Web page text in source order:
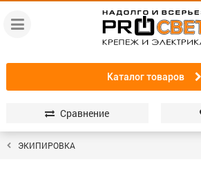
Каталог товаров
Сравнение
ЭКИПИРОВКА